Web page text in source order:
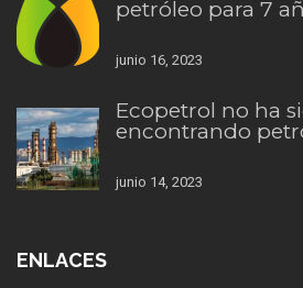
petróleo para 7
junio 16, 2023
Ecopetrol no ha
encontrando
junio 14, 2023
ENLACES